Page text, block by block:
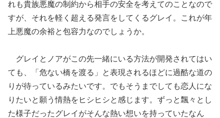
れも貴族悪魔の制約から相手の安全を考えてのことなので
すが、それを軽く超える発言をしてくるグレイ。これが年
上悪魔の余裕と包容力なのでしょうか。
グレイとノアがこの先一緒にいる方法が開発されてはい
ても、「危ない橋を渡る」と表現されるほどに過酷な道の
りが待っているみたいです。でもそうまでしても恋人にな
りたいと願う情熱をヒシヒシと感じます。ずっと飄々とし
た様子だったグレイがそんな熱い想いを持っていたなん